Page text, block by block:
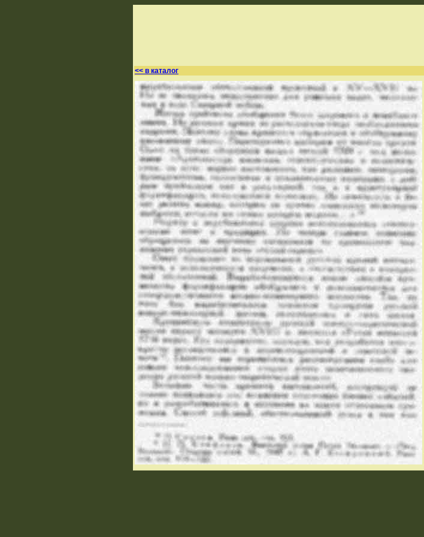
<< в каталог